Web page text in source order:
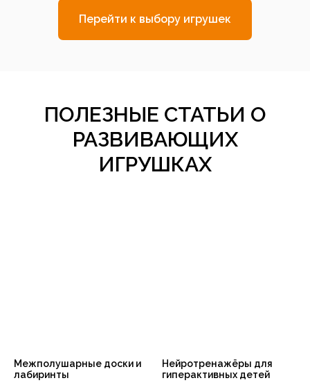
Перейти к выбору игрушек
ПОЛЕЗНЫЕ СТАТЬИ О
РАЗВИВАЮЩИХ
ИГРУШКАХ
Межполушарные доски и
лабиринты
Нейротренажёры для
гиперактивных детей